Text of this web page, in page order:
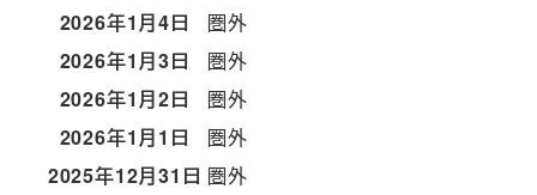
2026年1月4日
圏外
2026年1月3日
圏外
2026年1月2日
圏外
2026年1月1日
圏外
2025年12月31日 圏外